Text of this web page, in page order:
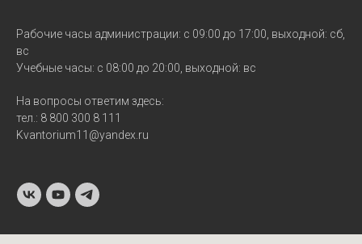
Рабочие часы администрации: с 09:00 до 17:00, выходной: сб,
вс
Учебные часы: с 08:00 до 20:00, выходной: вс
На вопросы ответим здесь:
тел.: 8 800 300 8 111
Kvantorium11@yandex.ru